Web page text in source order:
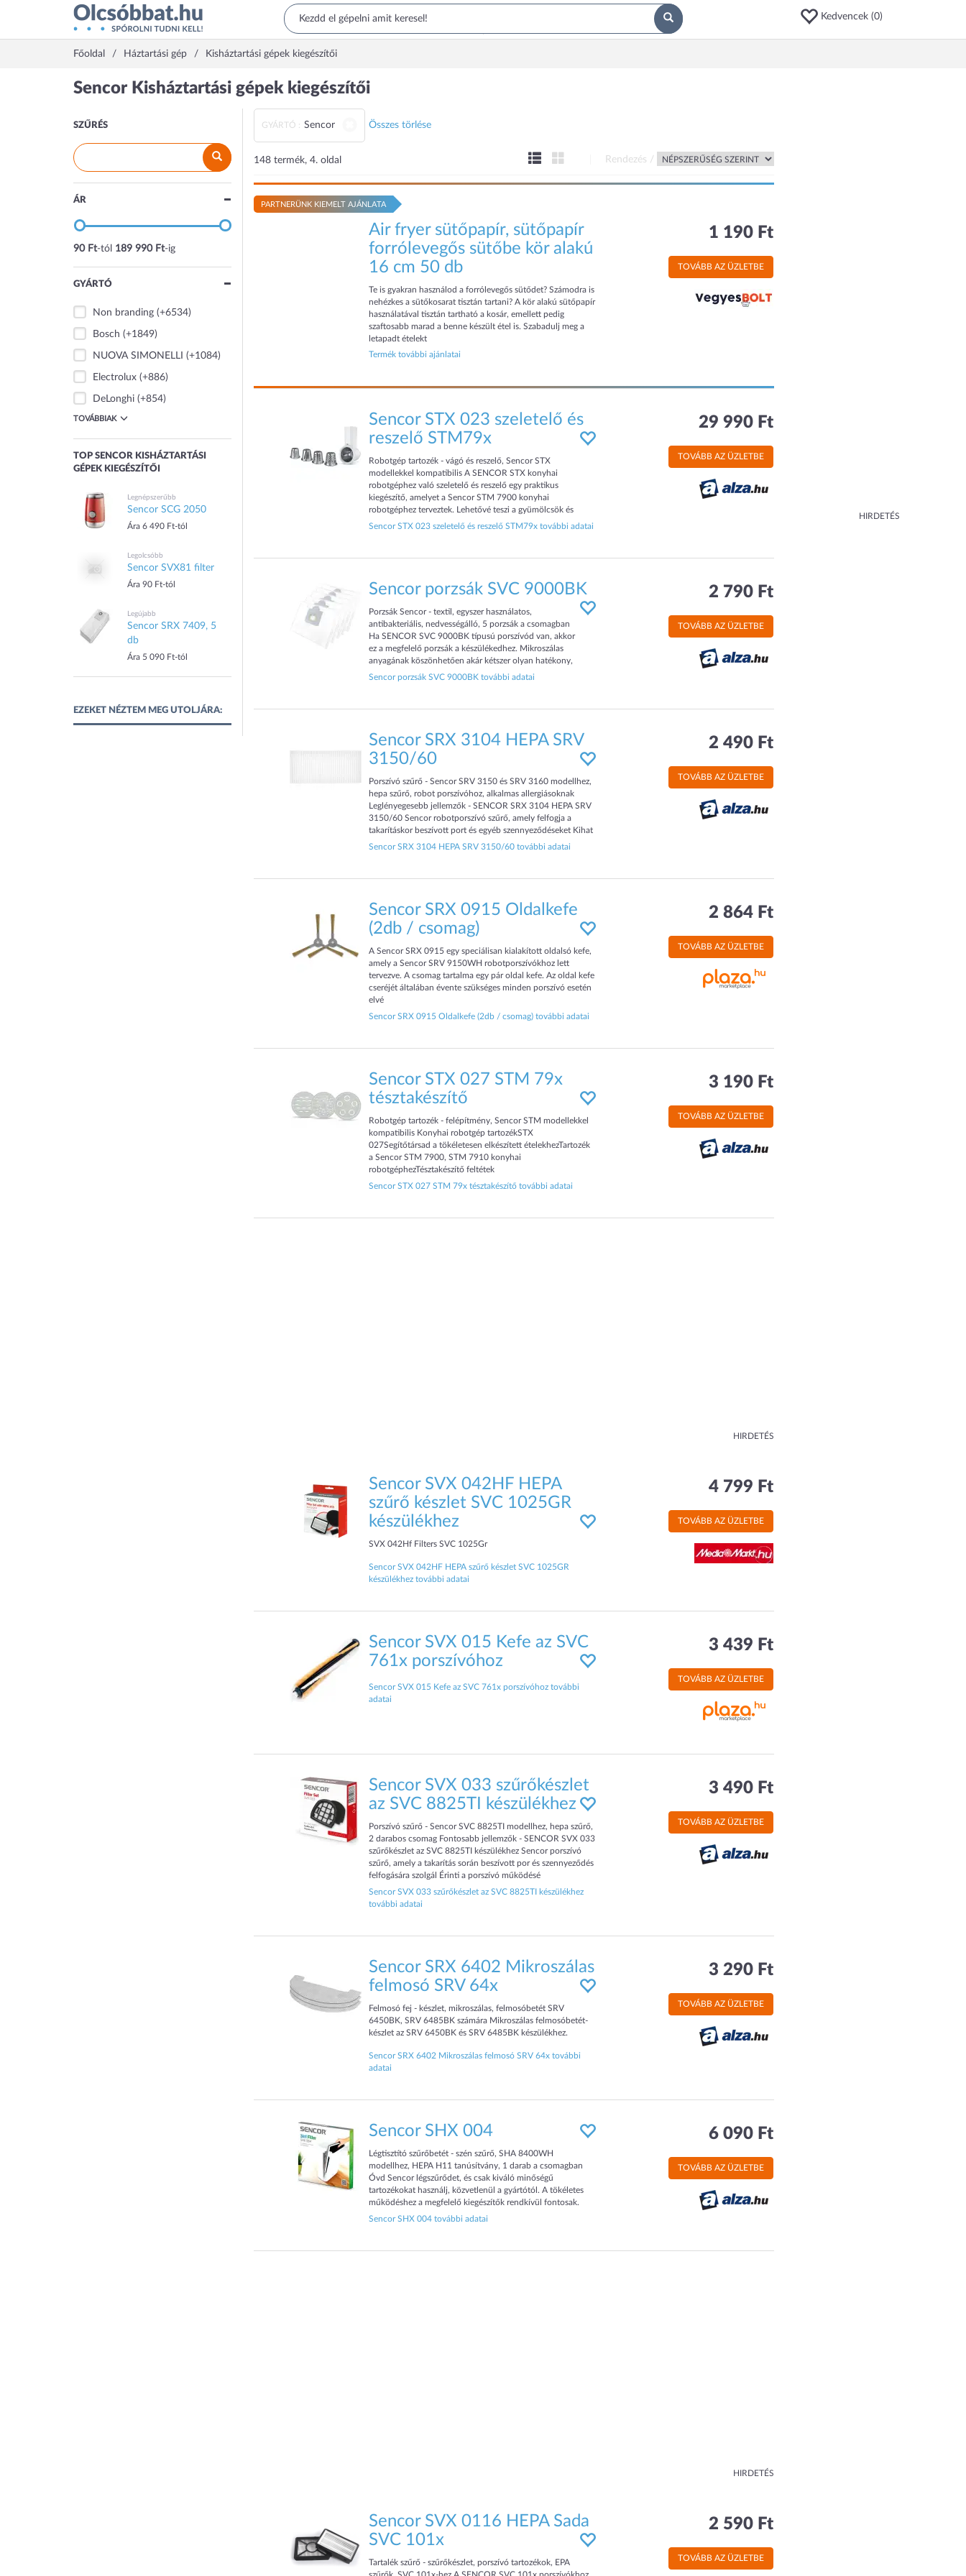
Kedvencek (0)
Főoldal Háztartási gép Kisháztartási gépek kiegészítői
HIRDETÉS
Sencor Kisháztartási gépek kiegészítői
SZŰRÉS
ÁR
90 Ft-tól 189 990 Ft-ig
GYÁRTÓ
Non branding (+6534)
Bosch (+1849)
NUOVA SIMONELLI (+1084)
Electrolux (+886)
DeLonghi (+854)
TOVÁBBIAK
TOP SENCOR KISHÁZTARTÁSI
GÉPEK KIEGÉSZÍTŐI
Legnépszerűbb
Sencor SCG 2050
Ára 6 490 Ft-tól
Legolcsóbb
Sencor SVX81 filter
Ára 90 Ft-tól
Legújabb
Sencor SRX 7409, 5
db
Ára 5 090 Ft-tól
EZEKET NÉZTEM MEG UTOLJÁRA:
GYÁRTÓ : Sencor Összes törlése
148 termék, 4. oldal Rendezés /
PARTNERÜNK KIEMELT AJÁNLATA
Air fryer sütőpapír, sütőpapír
forrólevegős sütőbe kör alakú
16 cm 50 db
Te is gyakran használod a forrólevegős sütődet? Számodra is
nehézkes a sütőkosarat tisztán tartani? A kör alakú sütőpapír
használatával tisztán tartható a kosár, emellett pedig
szaftosabb marad a benne készült étel is. Szabadulj meg a
letapadt ételekt
Termék további ajánlatai
1 190 Ft
TOVÁBB AZ ÜZLETBE
Sencor STX 023 szeletelő és
reszelő STM79x
Robotgép tartozék - vágó és reszelő, Sencor STX
modellekkel kompatibilis A SENCOR STX konyhai
robotgéphez való szeletelő és reszelő egy praktikus
kiegészítő, amelyet a Sencor STM 7900 konyhai
robotgéphez terveztek. Lehetővé teszi a gyümölcsök és
zöldségek hatékony feldolgo
Sencor STX 023 szeletelő és reszelő STM79x további adatai
29 990 Ft
TOVÁBB AZ ÜZLETBE
Sencor porzsák SVC 9000BK
Porzsák Sencor - textil, egyszer használatos,
antibakteriális, nedvességálló, 5 porzsák a csomagban
Ha SENCOR SVC 9000BK típusú porszívód van, akkor
ez a megfelelő porzsák a készülékedhez. Mikroszálas
anyagának köszönhetően akár kétszer olyan hatékony,
mint a hagyományos papír porzsákok. A
Sencor porzsák SVC 9000BK további adatai
2 790 Ft
TOVÁBB AZ ÜZLETBE
Sencor SRX 3104 HEPA SRV
3150/60
Porszívó szűrő - Sencor SRV 3150 és SRV 3160 modellhez,
hepa szűrő, robot porszívóhoz, alkalmas allergiásoknak
Leglényegesebb jellemzők - SENCOR SRX 3104 HEPA SRV
3150/60 Sencor robotporszívó szűrő, amely felfogja a
takarításkor beszívott port és egyéb szennyeződéseket Kihat
a porszívó tartósságára és teljesí
Sencor SRX 3104 HEPA SRV 3150/60 további adatai
2 490 Ft
TOVÁBB AZ ÜZLETBE
Sencor SRX 0915 Oldalkefe
(2db / csomag)
A Sencor SRX 0915 egy speciálisan kialakított oldalsó kefe,
amely a Sencor SRV 9150WH robotporszívókhoz lett
tervezve. A csomag tartalma egy pár oldal kefe. Az oldal kefe
cseréjét általában évente szükséges minden porszívó esetén
elvé
Sencor SRX 0915 Oldalkefe (2db / csomag) további adatai
2 864 Ft
TOVÁBB AZ ÜZLETBE
Sencor STX 027 STM 79x
tésztakészítő
Robotgép tartozék - felépítmény, Sencor STM modellekkel
kompatibilis Konyhai robotgép tartozékSTX
027Segítőtársad a tökéletesen elkészített ételekhezTartozék
a Sencor STM 7900, STM 7910 konyhai
robotgéphezTésztakészítő feltétek
Sencor STX 027 STM 79x tésztakészítő további adatai
3 190 Ft
TOVÁBB AZ ÜZLETBE
HIRDETÉS
Sencor SVX 042HF HEPA
szűrő készlet SVC 1025GR
készülékhez
SVX 042Hf Filters SVC 1025Gr
Sencor SVX 042HF HEPA szűrő készlet SVC 1025GR
készülékhez további adatai
4 799 Ft
TOVÁBB AZ ÜZLETBE
Sencor SVX 015 Kefe az SVC
761x porszívóhoz
Sencor SVX 015 Kefe az SVC 761x porszívóhoz további
adatai
3 439 Ft
TOVÁBB AZ ÜZLETBE
Sencor SVX 033 szűrőkészlet
az SVC 8825TI készülékhez
Porszívó szűrő - Sencor SVC 8825TI modellhez, hepa szűrő,
2 darabos csomag Fontosabb jellemzők - SENCOR SVX 033
szűrőkészlet az SVC 8825TI készülékhez Sencor porszívó
szűrő, amely a takarítás során beszívott por és szennyeződés
felfogására szolgál Érinti a porszívó működésé
Sencor SVX 033 szűrőkészlet az SVC 8825TI készülékhez
további adatai
3 490 Ft
TOVÁBB AZ ÜZLETBE
Sencor SRX 6402 Mikroszálas
felmosó SRV 64x
Felmosó fej - készlet, mikroszálas, felmosóbetét SRV
6450BK, SRV 6485BK számára Mikroszálas felmosóbetét-
készlet az SRV 6450BK és SRV 6485BK készülékhez.
Sencor SRX 6402 Mikroszálas felmosó SRV 64x további
adatai
3 290 Ft
TOVÁBB AZ ÜZLETBE
Sencor SHX 004
Légtisztító szűrőbetét - szén szűrő, SHA 8400WH
modellhez, HEPA H11 tanúsítvány, 1 darab a csomagban
Óvd Sencor légszűrődet, és csak kiváló minőségű
tartozékokat használj, közvetlenül a gyártótól. A tökéletes
működéshez a megfelelő kiegészítők rendkívül fontosak.
Ilyen például egy csere szűrő. Az SHX
Sencor SHX 004 további adatai
6 090 Ft
TOVÁBB AZ ÜZLETBE
HIRDETÉS
Sencor SVX 0116 HEPA Sada
SVC 101x
Tartalék szűrő - szűrőkészlet, porszívó tartozékok, EPA
2 590 Ft
TOVÁBB AZ ÜZLETBE